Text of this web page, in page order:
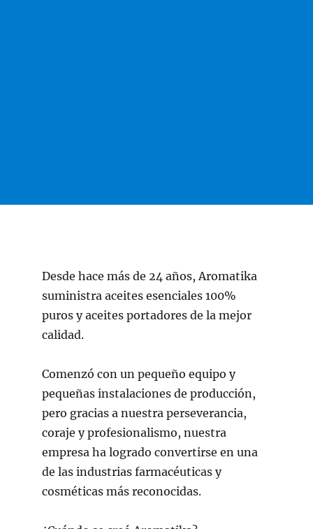
Desde hace más de 24 años, Aromatika
suministra aceites esenciales 100%
puros y aceites portadores de la mejor
calidad.
Comenzó con un pequeño equipo y
pequeñas instalaciones de producción,
pero gracias a nuestra perseverancia,
coraje y profesionalismo, nuestra
empresa ha logrado convertirse en una
de las industrias farmacéuticas y
cosméticas más reconocidas.